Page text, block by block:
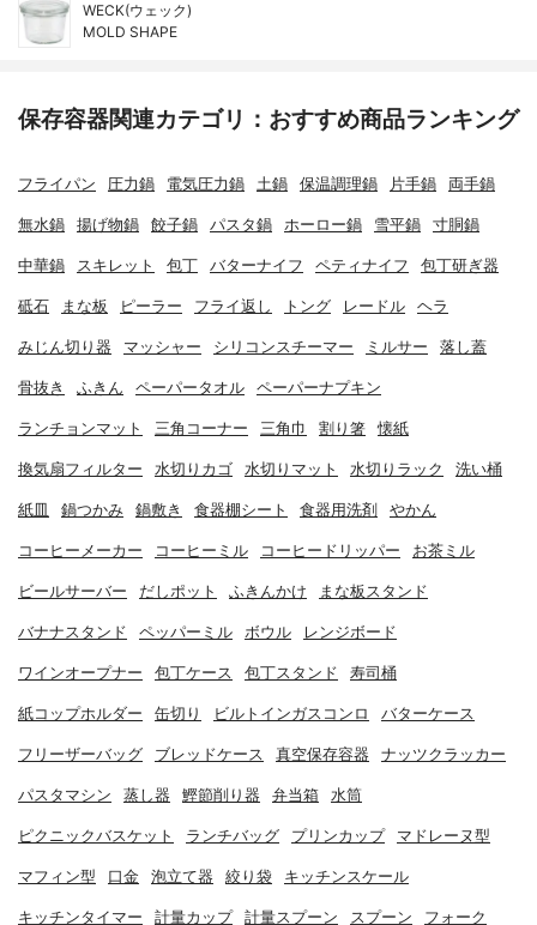
WECK(ウェック)
MOLD SHAPE
保存容器関連カテゴリ：おすすめ商品ランキング
フライパン 圧力鍋 電気圧力鍋 土鍋 保温調理鍋 片手鍋 両手鍋
無水鍋 揚げ物鍋 餃子鍋 パスタ鍋 ホーロー鍋 雪平鍋 寸胴鍋
中華鍋 スキレット 包丁 バターナイフ ペティナイフ 包丁研ぎ器
砥石 まな板 ピーラー フライ返し トング レードル ヘラ
みじん切り器 マッシャー シリコンスチーマー ミルサー 落し蓋
骨抜き ふきん ペーパータオル ペーパーナプキン
ランチョンマット 三角コーナー 三角巾 割り箸 懐紙
換気扇フィルター 水切りカゴ 水切りマット 水切りラック 洗い桶
紙皿 鍋つかみ 鍋敷き 食器棚シート 食器用洗剤 やかん
コーヒーメーカー コーヒーミル コーヒードリッパー お茶ミル
ビールサーバー だしポット ふきんかけ まな板スタンド
バナナスタンド ペッパーミル ボウル レンジボード
ワインオープナー 包丁ケース 包丁スタンド 寿司桶
紙コップホルダー 缶切り ビルトインガスコンロ バターケース
フリーザーバッグ ブレッドケース 真空保存容器 ナッツクラッカー
パスタマシン 蒸し器 鰹節削り器 弁当箱 水筒
ピクニックバスケット ランチバッグ プリンカップ マドレーヌ型
マフィン型 口金 泡立て器 絞り袋 キッチンスケール
キッチンタイマー 計量カップ 計量スプーン スプーン フォーク